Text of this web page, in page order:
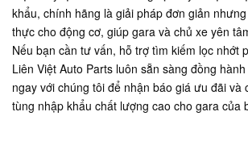
khẩu, chính hãng là giải pháp đơn giản
thực cho động cơ, giúp gara và chủ xe yên
Nếu bạn cần tư vấn, hỗ trợ tìm kiếm lọc nhớt
Liên Việt Auto Parts luôn sẵn sàng đồng
ngay với chúng tôi để nhận báo giá ưu đãi và
tùng nhập khẩu chất lượng cao cho gara của